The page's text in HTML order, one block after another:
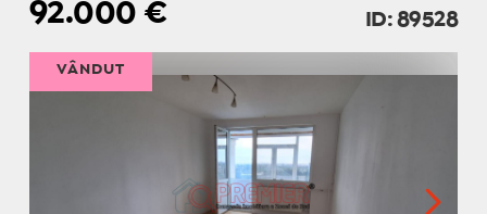
92.000€ ID: 89528
VÂNDUT